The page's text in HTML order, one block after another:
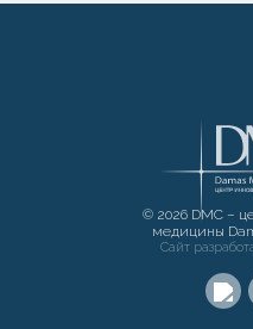
© 2026 DMC –
медицины
Сайт